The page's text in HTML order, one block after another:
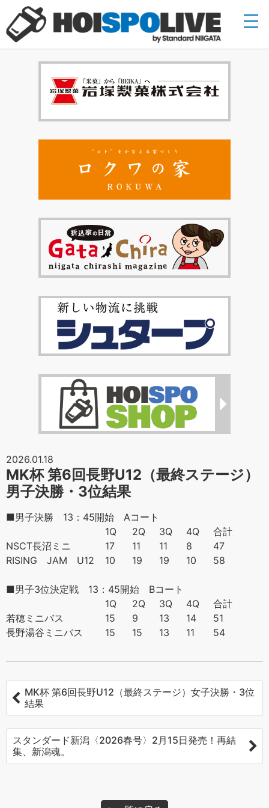
2026.01.18
MK杯 第6回長野U12（最終ステージ）
男子決勝・3位結果
■男子決勝 13：45開始 Aコート
1Q
2Q 3Q 4Q
合計
NSCT長沼ミニ
17 11 11 8
47
RISING JAM U12
10 19 19 10 58
■男子3位決定戦 13：45開始 Bコート
1Q
2Q 3Q 4Q
合計
若穂ミニバス
15 9 13 14
51
長野湯谷ミニバス
15 15 13 11 54
MK杯 第6回長野U12（最終ステージ）女子決勝・3位
結果
スタンダード新潟〈2026春号〉2月15日発売！再結
集、新潟魂。